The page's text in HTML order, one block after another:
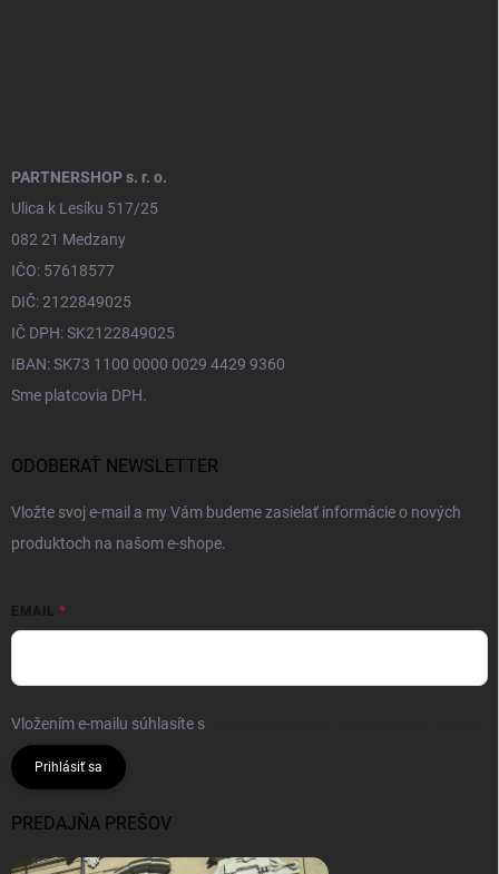
PARTNERSHOP s. r. o.
Ulica k Lesíku 517/25
082 21 Medzany
IČO: 57618577
DIČ: 2122849025
IČ DPH: SK2122849025
IBAN: SK73 1100 0000 0029 4429 9360
Sme platcovia DPH.
ODOBERAŤ NEWSLETTER
Vložte svoj e-mail a my Vám budeme zasielať informácie o nových
produktoch na našom e-shope.
EMAIL
Vložením e-mailu súhlasíte s
Prihlásiť sa
PREDAJŇA PREŠOV